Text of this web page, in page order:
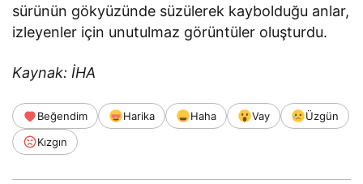
sürünün gökyüzünde süzülerek kaybolduğu anlar,
izleyenler için unutulmaz görüntüler oluşturdu.
Kaynak: İHA
Beğendim Harika Haha Vay
Üzgün
Kızgın